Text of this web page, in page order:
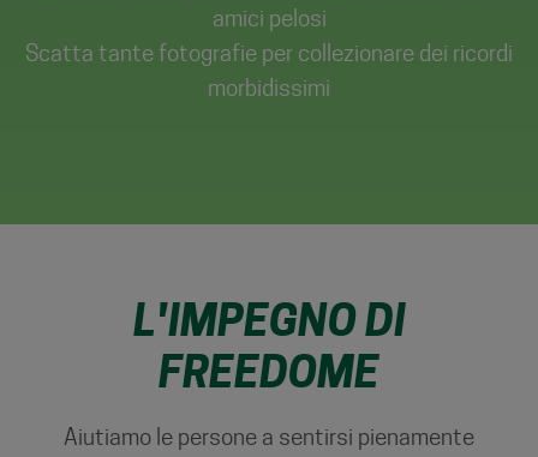
amici pelosi
Scatta tante fotografie per collezionare dei ricordi
morbidissimi
L'IMPEGNO DI
FREEDOME
Aiutiamo le persone a sentirsi pienamente